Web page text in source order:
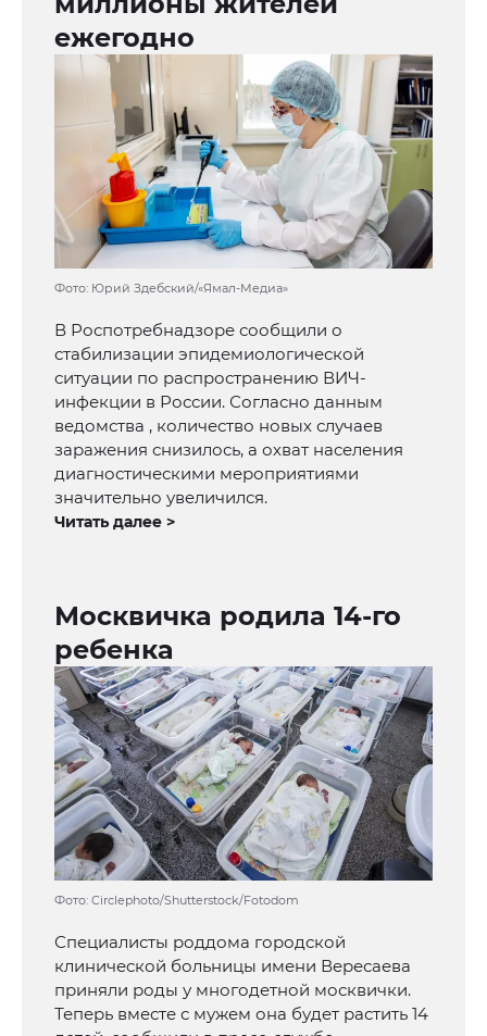
ежегодно
Фото: Юрий Здебский/«Ямал-Медиа»
В Роспотребнадзоре сообщили о
стабилизации эпидемиологической
ситуации по распространению ВИЧ-
инфекции в России. Согласно данным
ведомства , количество новых случаев
заражения снизилось, а охват населения
диагностическими мероприятиями
значительно увеличился.
Читать далее >
Москвичка родила 14-го
ребенка
Фото: Circlephoto/Shutterstock/Fotodom
Специалисты роддома городской
клинической больницы имени Вересаева
приняли роды у многодетной москвички.
Теперь вместе с мужем она будет растить 14